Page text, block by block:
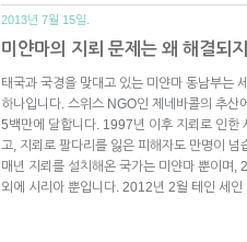
2013년 7월 15일.
미얀마의 지뢰 문제는 왜 해결되
태국과 국경을 맞대고 있는 미얀마 동남부는
하나입니다. 스위스 NGO인 제네바콜의 추산
5백만에 달합니다. 1997년 이후 지뢰로 인한
고, 지뢰로 팔다리를 잃은 피해자도 만명이
매년 지뢰를 설치해온 국가는 미얀마 뿐이며
외에 시리아 뿐입니다. 2012년 2월 테인 세인